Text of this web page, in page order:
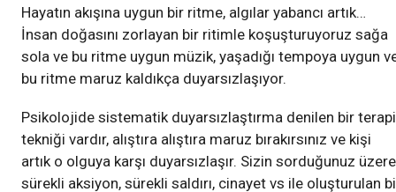
Hayatın akışına uygun bir ritme, algılar yabancı artık…
İnsan doğasını zorlayan bir ritimle koşuşturuyoruz sağa
sola ve bu ritme uygun müzik, yaşadığı tempoya uygun
bu ritme maruz kaldıkça duyarsızlaşıyor.
Psikolojide sistematik duyarsızlaştırma denilen bir terapi
tekniği vardır, alıştıra alıştıra maruz bırakırsınız ve kişi
artık o olguya karşı duyarsızlaşır. Sizin sorduğunuz
sürekli aksiyon, sürekli saldırı, cinayet vs ile oluşturulan